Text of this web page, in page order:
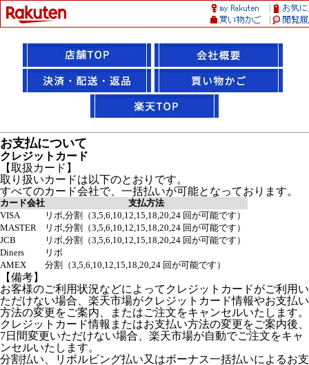
お支払について
クレジットカード
【取扱カード】
取り扱いカードは以下のとおりです。
すべてのカード会社で、一括払いが可能となっております。
カード会社
支払方法
VISA
リボ,分割（3,5,6,10,12,15,18,20,24 回が可能です）
MASTER
リボ,分割（3,5,6,10,12,15,18,20,24 回が可能です）
JCB
リボ,分割（3,5,6,10,12,15,18,20,24 回が可能です）
Diners
リボ
AMEX
分割（3,5,6,10,12,15,18,20,24 回が可能です）
【備考】
お客様のご利用状況などによってクレジットカードがご利用い
ただけない場合、楽天市場がクレジットカード情報やお支払い
方法の変更をご案内、またはご注文をキャンセルいたします。
クレジットカード情報またはお支払い方法の変更をご案内後、
7日間変更いただけない場合、楽天市場が自動でご注文をキャ
ンセルいたします。
分割払い、リボルビング払い又はボーナス一括払いによるお支